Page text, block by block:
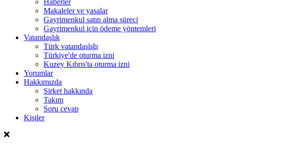
Haberler
Makaleler ve yasalar
Gayrimenkul satın alma süreci
Gayrimenkul için ödeme yöntemleri
Vatandaşlık
Türk vatandaşlığı
Türkiye'de oturma izni
Kuzey Kıbrıs'ta oturma izni
Yorumlar
Hakkımızda
Şirket hakkında
Takım
Soru cevap
Kişiler